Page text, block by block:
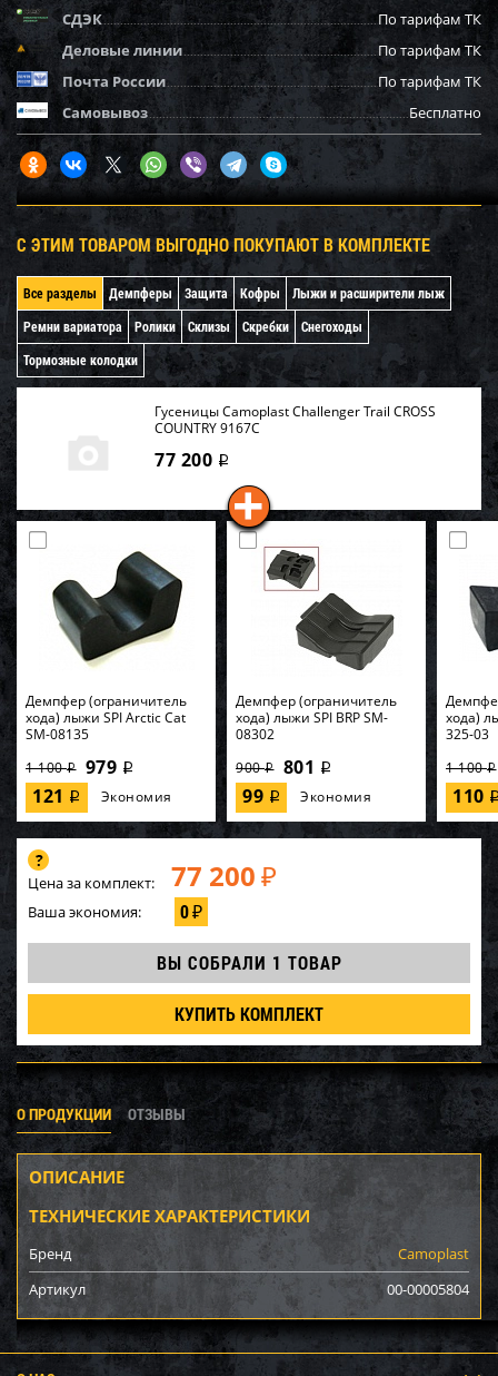
СДЭК
По тарифам ТК
Деловые линии
По тарифам ТК
Почта России
По тарифам ТК
Самовывоз
Бесплатно
С ЭТИМ ТОВАРОМ ВЫГОДНО ПОКУПАЮТ В КОМПЛЕКТЕ
Все разделы Демпферы Защита Кофры
Лыжи и расширители лыж
Ремни вариатора
Ролики Склизы Скребки
Снегоходы
Тормозные колодки
Гусеницы Camoplast Challenger Trail CROSS
COUNTRY 9167C
77 200 i
Демпфер (ограничитель
хода) лыжи SPI Arctic Cat
SM-08135
1 100i 979 i
121 i Экономия
Демпфер (ограничитель
хода) лыжи SPI BRP SM-
08302
900i 801 i
99 i Экономия
хода)
325-03
1 100i
110
Цена за комплект: 77 200 ₽
Ваша экономия: 0₽
ВЫ СОБРАЛИ 1 ТОВАР
КУПИТЬ КОМПЛЕКТ
О ПРОДУКЦИИ ОТЗЫВЫ
ОПИСАНИЕ
ТЕХНИЧЕСКИЕ ХАРАКТЕРИСТИКИ
Бренд
Camoplast
Артикул
00-00005804